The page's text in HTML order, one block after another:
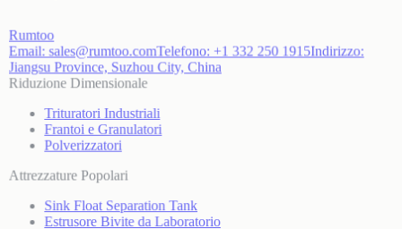
Rumtoo
Email: sales@rumtoo.comTelefono: +1 332 250 1915Indirizzo:
Jiangsu Province, Suzhou City, China
Riduzione Dimensionale
Trituratori Industriali
Frantoi e Granulatori
Polverizzatori
Attrezzature Popolari
Sink Float Separation Tank
Estrusore Bivite da Laboratorio